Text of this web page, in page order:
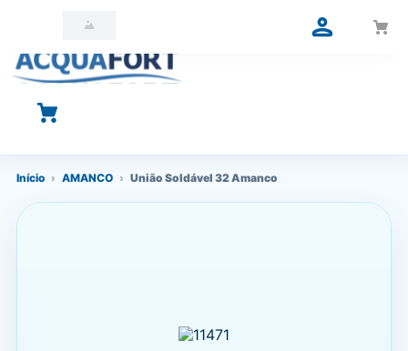
O que você está procurando?
Início › AMANCO › União Soldável 32 Amanco